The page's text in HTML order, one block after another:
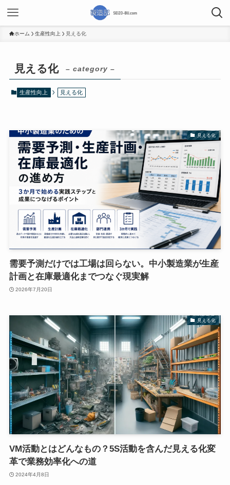
ホーム 生産性向上 見える化
見える化 – category –
生産性向上 見える化
見える化
需要予測だけでは工場は回らない。中小製造業が生産
計画と在庫最適化までつなぐ現実解
2026年7月20日
見える化
VM活動とはどんなもの？5S活動を含んだ見える化変
革で業務効率化への道
2024年4月8日